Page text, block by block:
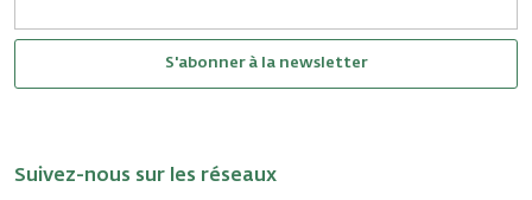
S'abonner à la newsletter
Suivez-nous sur les réseaux